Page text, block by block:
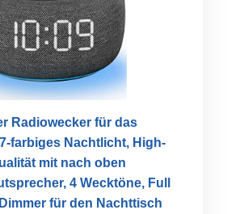
Radiowecker für das
farbiges Nachtlicht, High-
mit nach oben
4 Wecktöne, Full
für den Nachttisch